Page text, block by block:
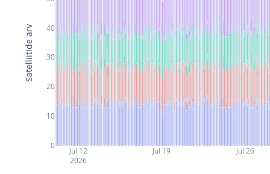
Jul 12
2026
Jul 19 Jul 26
0
10
20
30
40
Satelliitide arv